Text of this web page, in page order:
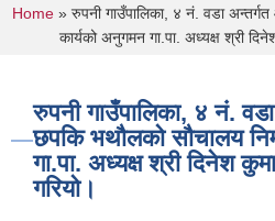
You are here
Home » रुपनी गाउँपालिका, ४ नं. वडा
कार्यको अनुगमन गा.पा. अध्यक्ष श्री
रुपनी गाउँपालिका, ४ नं.
छपकि भथौलको सौचालय
गा.पा. अध्यक्ष श्री दिनेश
गरियो।